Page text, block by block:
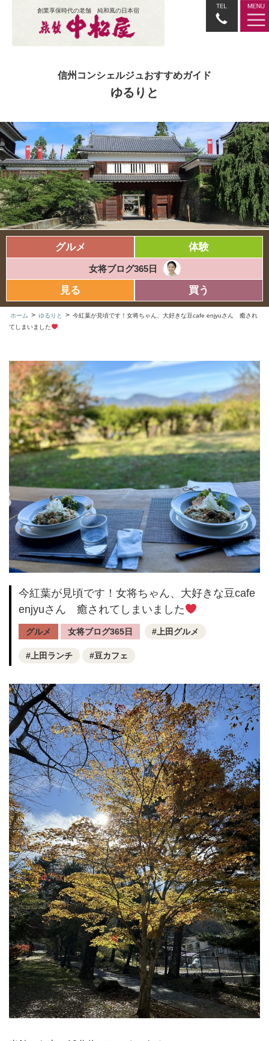
創業享保時代の老舗 純和風の日本宿
信州コンシェルジュおすすめガイド
ゆるりと
グルメ 体験
女将ブログ365日
見る 買う
ホーム > ゆるりと > 今紅葉が見頃です！女将ちゃん、大好きな豆cafe enjyuさん 癒され
てしまいました
今紅葉が見頃です！女将ちゃん、大好きな豆cafe
enjyuさん 癒されてしまいました
グルメ 女将ブログ365日 上田グルメ
上田ランチ 豆カフェ